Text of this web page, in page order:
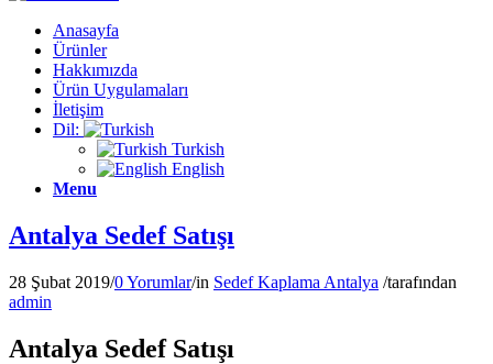
Anasayfa
Ürünler
Hakkımızda
Ürün Uygulamaları
İletişim
Dil:
Turkish
English
Menu
Antalya Sedef Satışı
28 Şubat 2019/0 Yorumlar/in Sedef Kaplama Antalya /tarafından
admin
Antalya Sedef Satışı